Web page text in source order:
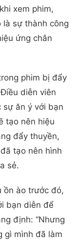
xem phim,
là sự thành công
ứng chân
phim bị đẩy
diễn viên
sự ăn ý với bạn
tạo nên hiệu
đẩy thuyền,
tạo nên hình
sẻ.
ồn ào trước đó,
bạn diễn để
định: “Nhưng
gì mình đã làm